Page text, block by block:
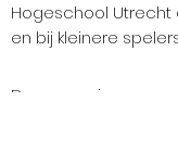
Hogeschool Utrecht
en bij kleinere
Deze ervaringen, en